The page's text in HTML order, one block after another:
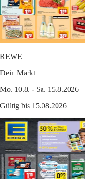
REWE
Dein Markt
Mo. 10.8. - Sa. 15.8.2026
Gültig bis 15.08.2026